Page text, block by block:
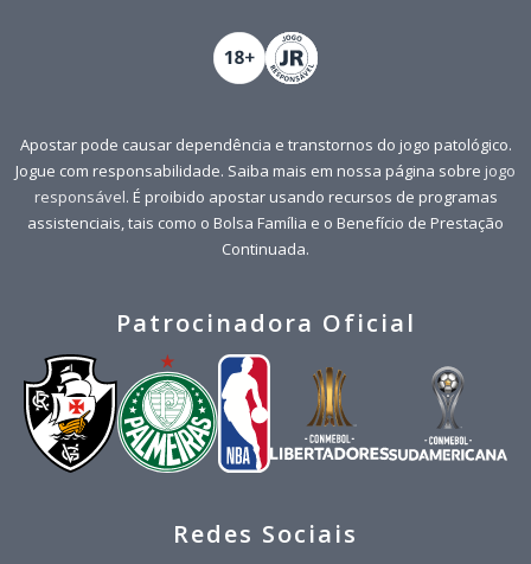
Apostar pode causar dependência e transtornos do jogo patológico.
Jogue com responsabilidade. Saiba mais em nossa página sobre jogo
responsável. É proibido apostar usando recursos de programas
assistenciais, tais como o Bolsa Família e o Benefício de Prestação
Continuada.
Patrocinadora Oficial
Redes Sociais